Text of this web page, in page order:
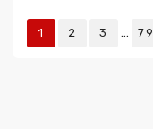
1 2 3 … 79